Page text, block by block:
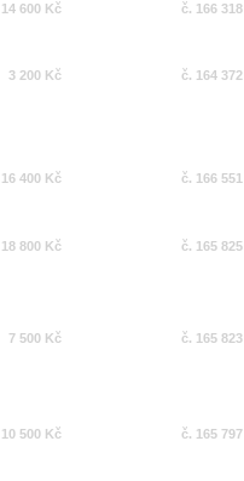
14 600 Kč č. 166 318
3 200 Kč č. 164 372
16 400 Kč č. 166 551
18 800 Kč č. 165 825
7 500 Kč č. 165 823
10 500 Kč č. 165 797